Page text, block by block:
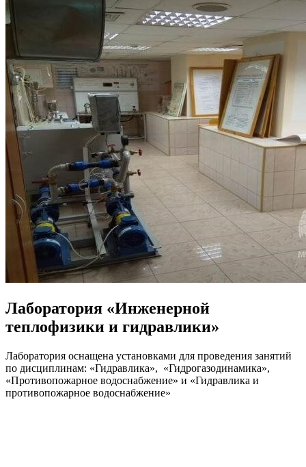
Лаборатория «Инженерной
теплофизики и гидравлики»
Лаборатория оснащена установками для проведения занятий
по дисциплинам: «Гидравлика», «Гидрогазодинамика»,
«Противопожарное водоснабжение» и «Гидравлика и
противопожарное водоснабжение»